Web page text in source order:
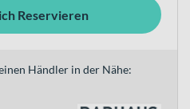
Reservieren
Händler in der Nähe: